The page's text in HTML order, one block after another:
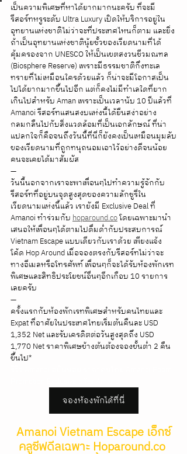
เป็นความพิเศษที่หาได้ยากมากนะครับ ที่จะมี
รีสอร์ทหรูระดับ Ultra Luxury เปิดให้บริการอยู่ใน
อุทยานแห่งชาติไม่ว่าจะที่ประเทศไหนก็ตาม และยิ่ง
ถ้าเป็นอุทยานแห่งชาตินุ้ยชั้วของเวียดนามที่ได้
คุ้มครองจาก UNESCO ให้เป็นเขตสงวนชีวมณฑล
(Biosphere Reserve) เพราะมีธรรมชาติกึ่งทะเล
ทรายที่ไม่เหมือนใครด้วยแล้ว ก็น่าจะมีโอกาสเป็น
ไปได้ยากมากขึ้นไปอีก แต่ก็คงไม่มีทำเลใดที่ยาก
เกินไปสำหรับ Aman เพราะเป็นเวลานับ 10 ปีแล้วที่
Amanoi รีสอร์ทแสนสงบแห่งนี้ได้ยืนสง่าอย่าง
กลมกลืนไปกับสิ่งแวดล้อมที่เป็นเอกลักษณ์ ที่น่า
แปลกใจก็คือจนถึงวันนี้ที่นี่ก็ยังคงเป็นเหมือนมุมลับ
ของเวียดนามที่ถูกทนุถนอมเอาไว้อย่างดีจนน้อย
คนจะเคยได้มาสัมผัส
—
วันนี้นอกจากเราจะพาเพื่อนๆไปทำความรู้จักกับ
รีสอร์ทที่อยู่บนจุดสูงสุดของความลักชูรี่ใน
เวียดนามแห่งนี้แล้ว เรายังมี Exclusive Deal ที่
Amanoi ทำร่วมกับ hoparound.co โดยเฉพาะมานำ
เสนอให้เพื่อนๆได้ตามไปดื่มด่ำกับประสบการณ์
Vietnam Escape แบบเดียวกับเราด้วย เพียงแจ้ง
โค้ด Hop Around เมื่อจองตรงกับรีสอร์ทไม่ว่าจะ
ทางอีเมลหรือโทรศัพท์ เพื่อนๆก็จะได้รับห้องพักเรท
พิเศษและสิทธิประโยชน์อื่นๆอีกเกือบ 10 รายการ
เลยครับ
—
ครั้งแรกกับห้องพักเรทพิเศษสำหรับคนไทยและ
Expat ที่อาศัยในประเทศไทยเริ่มต้นคืนละ USD
1,352 Net และรับเครดิตต่อวันสูงสุดถึง USD
1,770 Net ราคาพิเศษข้างต้นต้องจองขั้นต่ำ 2 คืน
ขึ้นไป*
จองห้องพักได้ที่นี่
Amanoi Vietnam Escape เอ็กซ์
คลูซีฟดีลเฉพาะ Hoparound.co